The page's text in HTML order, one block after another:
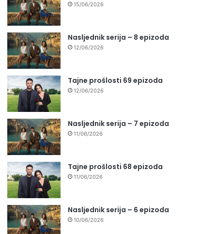
15/06/2026
Nasljednik serija – 8 epizoda
12/06/2026
Tajne prošlosti 69 epizoda
12/06/2026
Nasljednik serija – 7 epizoda
11/06/2026
Tajne prošlosti 68 epizoda
11/06/2026
Nasljednik serija – 6 epizoda
10/06/2026